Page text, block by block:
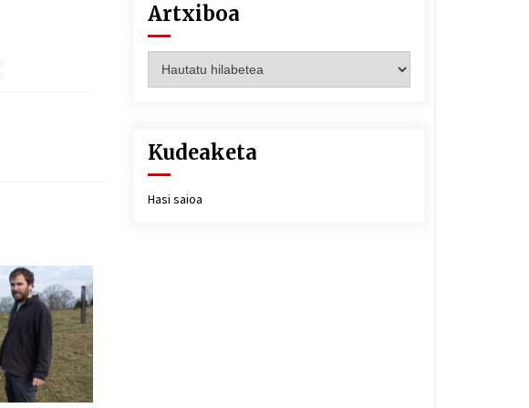
Artxiboa
Kudeaketa
Hasi saioa